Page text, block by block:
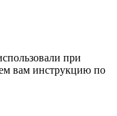
при
вам инструкцию по